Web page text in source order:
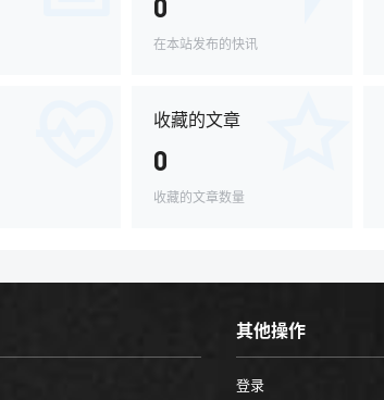
0
在本站发布的快讯
收藏的文章
0
收藏的文章数量
其他操作
登录